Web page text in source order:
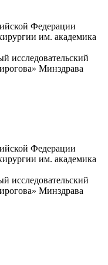
Федерации
им. академика
исследовательский
Минздрава
Федерации
им. академика
исследовательский
Минздрава